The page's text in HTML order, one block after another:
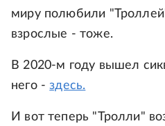
миру полюбили
взрослые - тоже.
В 2020-м году вышел
него -здесь.
И вот теперь "Тролли"